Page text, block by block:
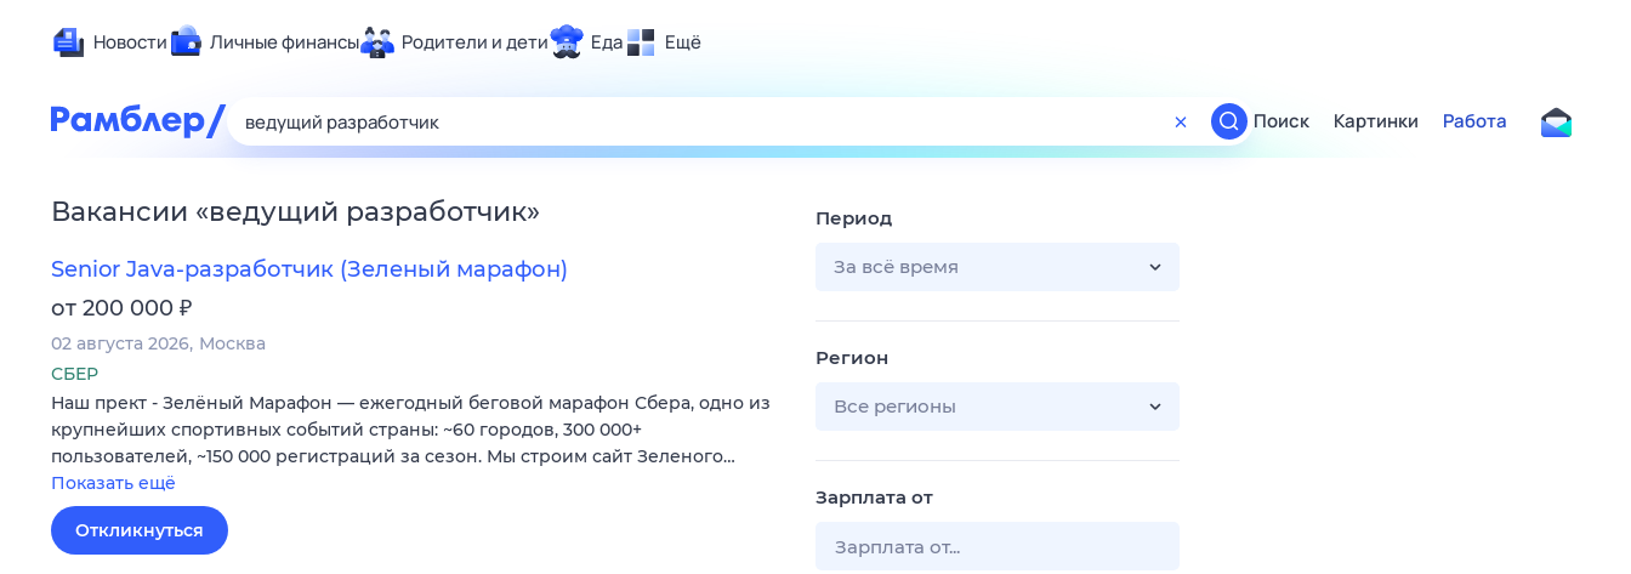
Новости Личные финансы Родители и дети Еда Ещё
Развлечения и отдых
Спорт
Карьера
Сберегаем вместе
Гороскопы
Поиск
ТВ-программа
Поиск Картинки Работа
Вакансии «ведущий разработчик»
Senior Java-разработчик (Зеленый марафон)
от 200 000 ₽
02 августа 2026 Москва
СБЕР
Наш прект - Зелёный Марафон — ежегодный беговой марафон Сбера, одно из
крупнейших спортивных событий страны: ~60 городов, 300 000+
пользователей, ~150 000 регистраций за сезон. Мы строим сайт Зеленого…
Показать ещё
Откликнуться
Период
За всё время
Регион
Все регионы
Зарплата от